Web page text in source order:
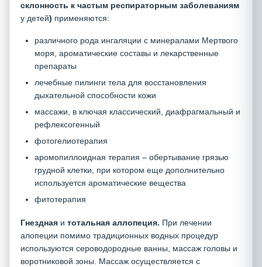
склонность к частым респираторным заболеваниям
у детей) применяются:
различного рода ингаляции с минералами Мертвого
моря, ароматические составы и лекарственные
препараты
лечебные пилинги тела для восстановления
дыхательной способности кожи
массажи, в ключая классический, диафрагмальный и
рефлексогенный
фотогелиотерапия
аромопиллоидная терапия – обертывание грязью
грудной клетки, при котором еще дополнительно
используется ароматические вещества
фитотерапия
Гнездная и тотальная аллопеция. При лечении
алопеции помимо традиционных водных процедур
используются сероводородные ванны, массаж головы и
воротниковой зоны. Массаж осуществляется с